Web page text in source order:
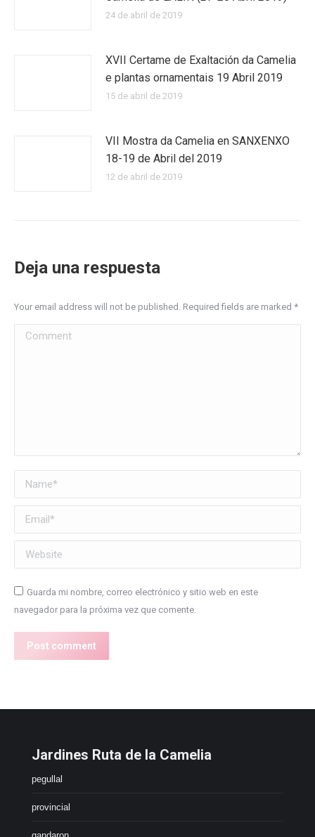
24 de abril de 2019
XVII Certame de Exaltación da Camelia
e plantas ornamentais 19 Abril 2019
15 de abril de 2019
VII Mostra da Camelia en SANXENXO
18-19 de Abril del 2019
12 de abril de 2019
Deja una respuesta
Your email address will not be published. Required fields are marked *
Comment
Name *
Email *
Website
Guarda mi nombre, correo electrónico y sitio web en este
navegador para la próxima vez que comente.
Post comment
Jardines Ruta de la Camelia
pegullal
provincial